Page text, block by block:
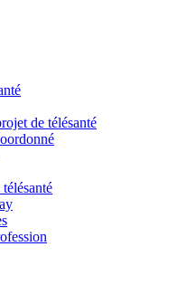
de télésanté